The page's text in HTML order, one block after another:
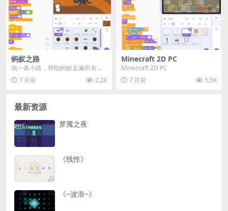
蚂蚁之路
画一条小路，帮助蚂蚁走遍所有叶
子。但不要画得太尖，因为蚂蚁一
撞墙就会死。帮助蚂蚁...
7 月前 2.2K
Minecraft 2D PC
Minecraft 2D PC
7 月前
5.5K
最新资源
梦魇之夜
《线性》
《~波浪~》